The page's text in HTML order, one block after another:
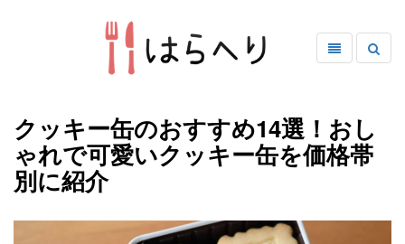
クッキー缶のおすすめ14選！おし
ゃれで可愛いクッキー缶を価格帯
別に紹介